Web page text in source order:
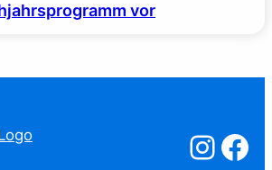
vor
Salzstreuner